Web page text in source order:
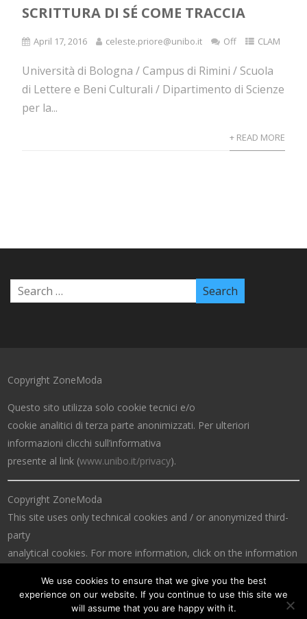
SCRITTURA DI SÉ COME TRACCIA
April 17, 2016 celeste.priore@unibo.it Off CLAM
Università di Bologna / Campus di Rimini / Scuola
di Lettere e Beni Culturali / Dipartimento di Scienze
per la...
+ READ MORE
Copyright ZoneModa
Questo sito utilizza solo cookie tecnici e/o
cookie analitici di terza parte anonimizzati. Per ulteriori
informazioni clicchi sull’informativa
presente al link (www.unibo.it/privacy).
Copyright ZoneModa
This site uses only technical cookies and / or anonymized third-
party
analytical cookies. For more information, click on the information
We use cookies to ensure that we give you the best
experience on our website. If you continue to use this site we
will assume that you are happy with it.